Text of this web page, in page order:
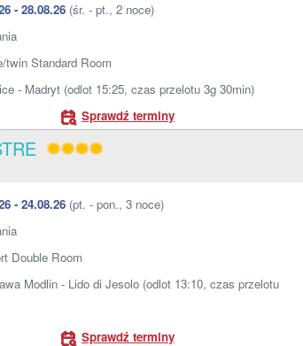
- 28.08.26 (śr. - pt., 2 noce)
twin Standard Room
- Madryt (odlot 15:25, czas przelotu 3g 30min)
Sprawdź terminy
- 24.08.26 (pt. - pon., 3 noce)
Double Room
Modlin - Lido di Jesolo (odlot 13:10, czas przelotu
Sprawdź terminy